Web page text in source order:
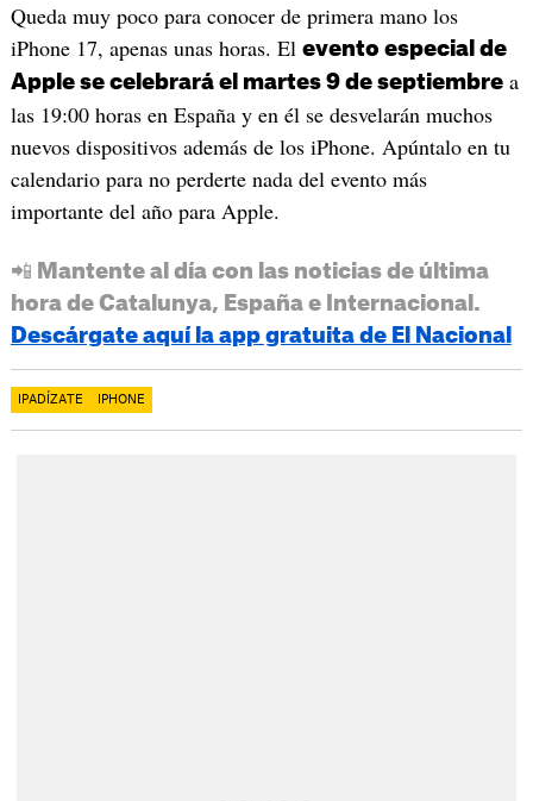
Queda muy poco para conocer de primera mano los
iPhone 17, apenas unas horas. El evento especial de
Apple se celebrará el martes 9 de septiembrea
las 19:00 horas en España y en él se desvelarán muchos
nuevos dispositivos además de los iPhone. Apúntalo en tu
calendario para no perderte nada del evento más
importante del año para Apple.
📲 Mantente al día con las noticias de última
hora de Catalunya, España e Internacional.
Descárgate aquí la app gratuita de El Nacional
IPADÍZATE IPHONE